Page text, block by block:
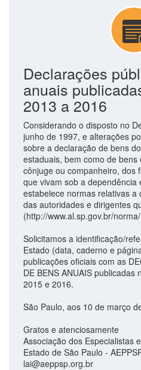
Declarações
anuais
2013 a 2016
Considerando o disposto no
junho de 1997, e alterações
sobre a declaração de bens
estaduais, bem como de
cônjuge ou companheiro, dos
que vivam sob a
estabelece normas relativas
das autoridades e dirigentes
(http://www.al.sp.gov.br/
Solicitamos a identificação/
Estado (data, caderno e
publicações oficiais com as
DE BENS ANUAIS publicadas
2015 e 2016.
São Paulo, aos 10 de março
Gratos e atenciosamente
Associação dos Especialistas
Estado de São Paulo -
lai@aeppsp.org.br